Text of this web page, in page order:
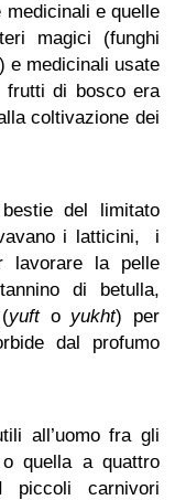
e quelle
magici (funghi
) e medicinali usate
frutti di bosco era
coltivazione dei
del limitato
i latticini, i
lavorare la pelle
di betulla,
yuft oyukht) per
dal profumo
all’uomo fra gli
quella a quattro
carnivori